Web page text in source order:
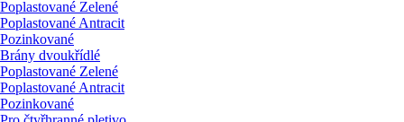
Poplastované Zelené
Poplastované Antracit
Pozinkované
Brány dvoukřídlé
Poplastované Zelené
Poplastované Antracit
Pozinkované